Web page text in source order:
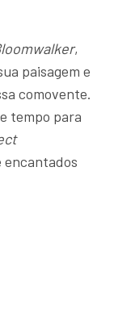
,
paisagem e
comovente.
tempo para
encantados